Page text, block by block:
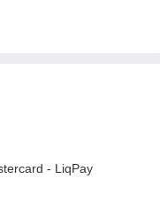
- LiqPay